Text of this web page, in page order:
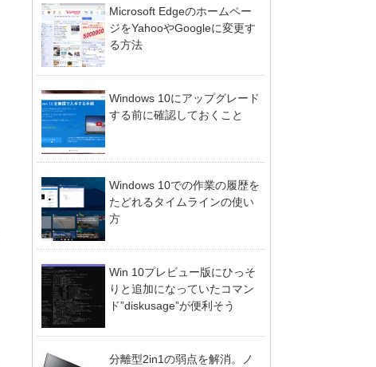
Microsoft Edgeのホームペー
ジをYahooやGoogleに変更す
る方法
Windows 10にアップグレード
する前に確認しておくこと
Windows 10での作業の履歴を
たどれるタイムラインの使い
方
Win 10プレビュー版にひっそ
りと追加になっていたコマン
ド”diskusage”が便利そう
分離型2in1の弱点を解消。ノ